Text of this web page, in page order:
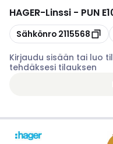
HAGER-Linssi - PUN
Kopioi
Sähkönro 2115568
Kirjaudu sisään tai luo
tehdäksesi tilauksen